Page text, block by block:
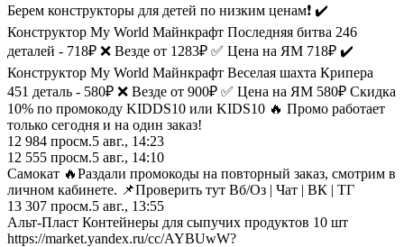
Берем конструкторы для детей по низким ценам❗ ✔️
Конструктор My World Майнкрафт Последняя битва 246
деталей - 718₽ ❌ Везде от 1283₽ ✅ Цена на ЯМ 718₽ ✔️
Конструктор My World Майнкрафт Веселая шахта Крипера
451 деталь - 580₽ ❌ Везде от 900₽ ✅ Цена на ЯМ 580₽ Скидка
10% по промокоду KIDDS10 или KIDS10 🔥 Промо работает
только сегодня и на один заказ!
12 984 просм.5 авг., 14:23
12 555 просм.5 авг., 14:10
Самокат 🔥Раздали промокоды на повторный заказ, смотрим в
личном кабинете. 📌Проверить тут Вб/Оз | Чат | ВК | ТГ
13 307 просм.5 авг., 13:55
Альт-Пласт Контейнеры для сыпучих продуктов 10 шт
https://market.yandex.ru/cc/AYBUwW?